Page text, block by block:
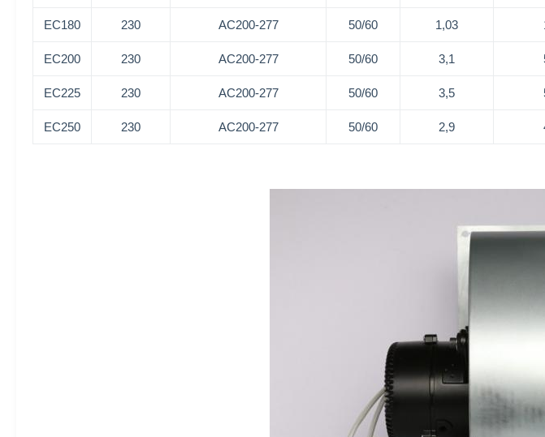
EC180 230 AC200-277 50/60 1,03
EC200 230 AC200-277 50/60 3,1
EC225 230 AC200-277 50/60 3,5
EC250 230 AC200-277 50/60 2,9